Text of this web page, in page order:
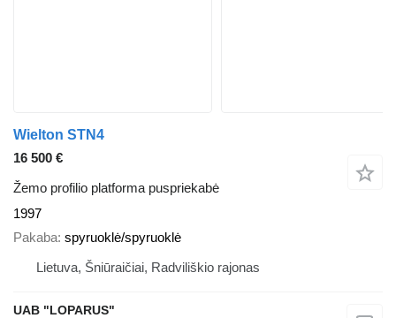
Wielton STN4
16 500 €
Žemo profilio platforma puspriekabė
1997
Pakaba spyruoklė/spyruoklė
Lietuva, Šniūraičiai, Radviliškio rajonas
UAB "LOPARUS"